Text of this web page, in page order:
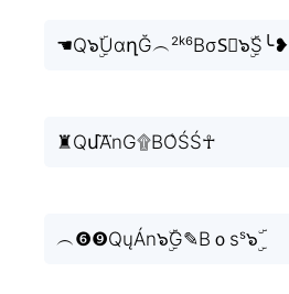
☚Q๖ۣۜUαղĞ︵²ᵏ⁶BσS⃒๖ۣۜS╰❥
♜QմA⃜nG۩BO͛ŚŚ☥
︵❻❾QųÁn๖ۣۜG✎Bｏѕˢ๖ۣۜ